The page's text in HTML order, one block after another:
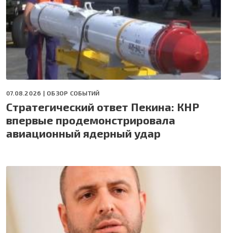
07.08.2026 | ОБЗОР СОБЫТИЙ
Стратегический ответ Пекина: КНР
впервые продемонстрировала
авиационный ядерный удар